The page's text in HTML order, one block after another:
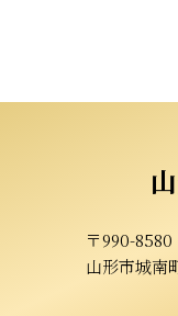
〒990-8580
山形市城南